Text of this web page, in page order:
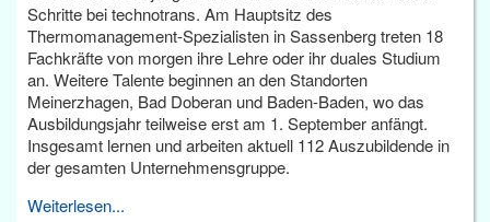
Schritte bei technotrans. Am Hauptsitz des
Thermomanagement-Spezialisten in Sassenberg treten 18
Fachkräfte von morgen ihre Lehre oder ihr duales Studium
an. Weitere Talente beginnen an den Standorten
Meinerzhagen, Bad Doberan und Baden-Baden, wo das
Ausbildungsjahr teilweise erst am 1. September anfängt.
Insgesamt lernen und arbeiten aktuell 112 Auszubildende in
der gesamten Unternehmensgruppe.
Weiterlesen...